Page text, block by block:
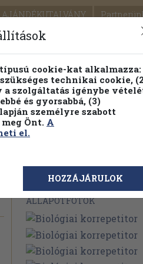
AJÁNDÉKUTALVÁNY
SEGÍTSÉG
FENNTARTHATÓ
Témaköri fa
Megvásárolható
ÁLLAPOTFOTÓK
cookie-kat alkalmazza:
technikai cookie,
szolgáltatás igénybe
és gyorsabbá, (3)
személyre szabott
Önt. A
el.
HOZZÁJÁRULOK